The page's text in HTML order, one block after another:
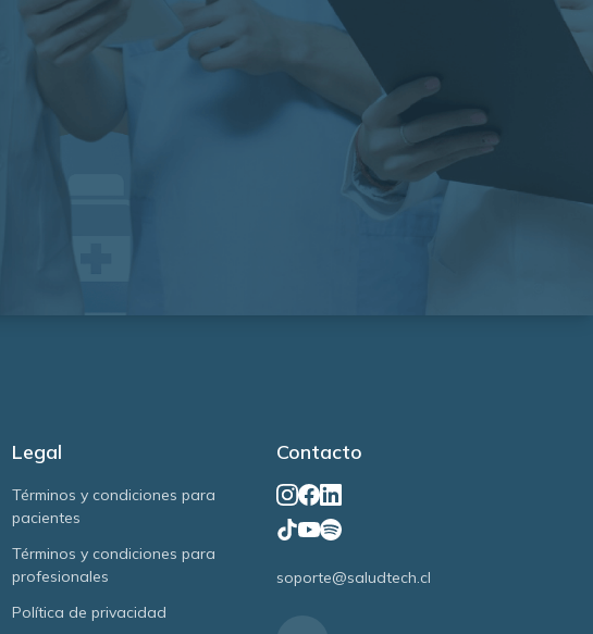
Legal
Términos y condiciones para
pacientes
Términos y condiciones para
profesionales
Política de privacidad
Contacto
soporte@saludtech.cl